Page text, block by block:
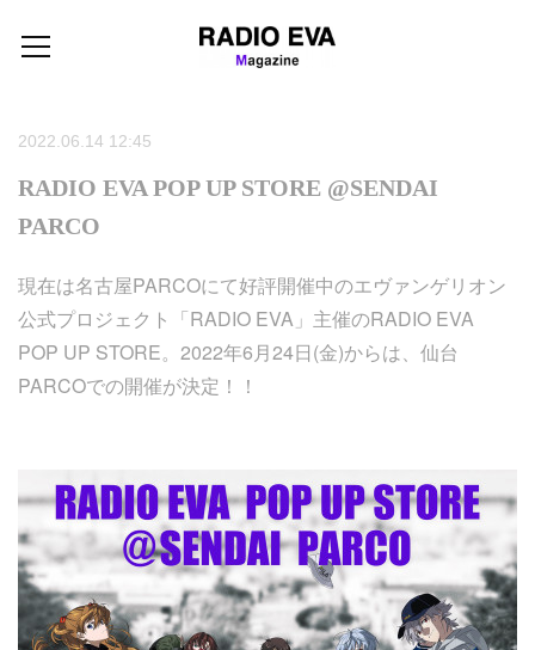
2022.06.14 12:45
RADIO EVA POP UP STORE @SENDAI
PARCO
現在は名古屋PARCOにて好評開催中のエヴァンゲリオン
公式プロジェクト「RADIO EVA」主催のRADIO EVA
POP UP STORE。2022年6月24日(金)からは、仙台
PARCOでの開催が決定！！